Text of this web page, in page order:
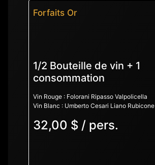
Forfaits Or
1/2 Bouteille de vin + 1
consommation
Vin Rouge : Folorani Ripasso Valpolicella
Vin Blanc : Umberto Cesari Liano Rubicone
32,00 $ / pers.